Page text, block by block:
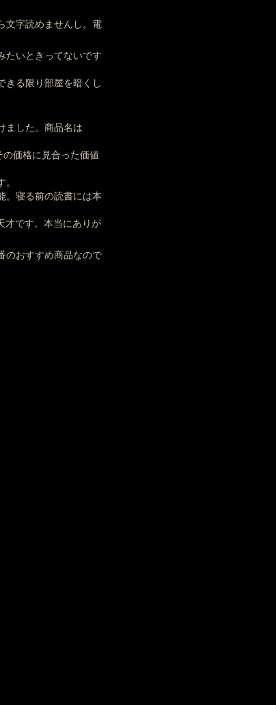
文字読めませんし。電
たいときってないです
きる限り部屋を暗くし
ました。商品名は
価格に見合った価値
。寝る前の読書には本
才です。本当にありが
のおすすめ商品なので